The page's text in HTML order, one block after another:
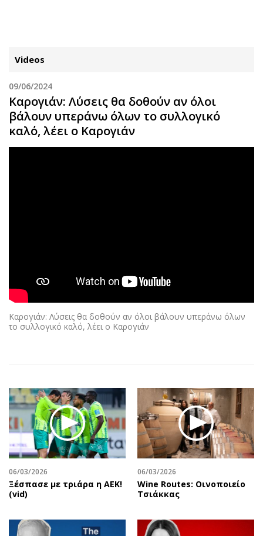
ΚΑΤΗΓΟΡΙΕΣ ΣΥΝΔΕΣΗ
Κύπρος
Παιδεία
Κύπρος
Διεθνή
Real Estate
Επιχειρήσεις
Αγορές
Money Review
AstroBank Properties
Trends
Ενέργεια
Περιβάλλον
Απόψεις
Geek
Social
Οικονομία
Γενικά
Αναδρομές
Πρόσωπα
Περιβάλλον
Good Life
Γυναίκα
Ταξίδια
Videos
09/06/2024
Καρογιάν: Λύσεις θα δοθούν αν όλοι
βάλουν υπεράνω όλων το συλλογικό
καλό, λέει ο Καρογιάν
Καρογιάν: Λύσεις θα δοθούν αν όλοι βάλουν υπεράνω όλων
το συλλογικό καλό, λέει ο Καρογιάν
06/03/2026
Ξέσπασε με τριάρα η ΑΕΚ!
(vid)
06/03/2026
Wine Routes: Οινοποιείο
Τσιάκκας